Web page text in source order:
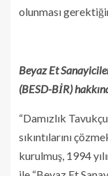
olunması
Beyaz Et
(BESD-BİR)
“Damızlık
sıkıntılarını
kurulmuş, 1994